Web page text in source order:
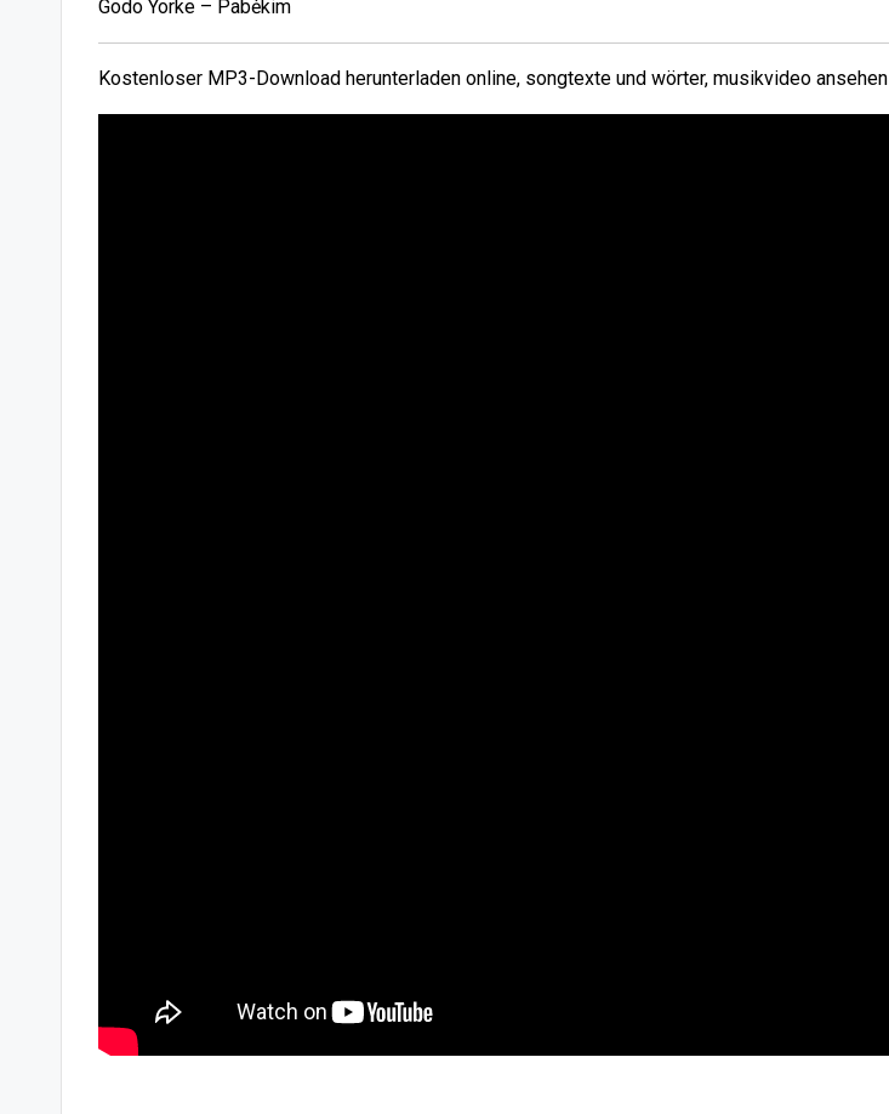
Godo Yorke – Pabėkim
Kostenloser MP3-Download herunterladen online, songtexte und wörter, musikvideo ansehen